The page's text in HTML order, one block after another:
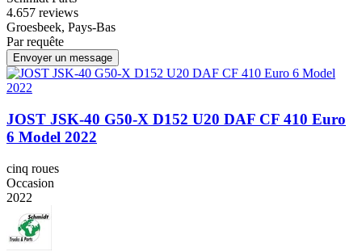
4.657 reviews
Groesbeek, Pays-Bas
Par requête
Envoyer un message
JOST JSK-40 G50-X D152 U20 DAF CF 410 Euro
6 Model 2022
cinq roues
Occasion
2022